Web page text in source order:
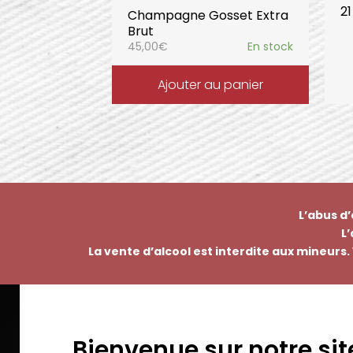
Champagne Gosset Extra
Brut
45,00€ En stock
Ajouter au panier
L’abus
La vente d’alcool est interdite aux
EMMANUEL NASTI